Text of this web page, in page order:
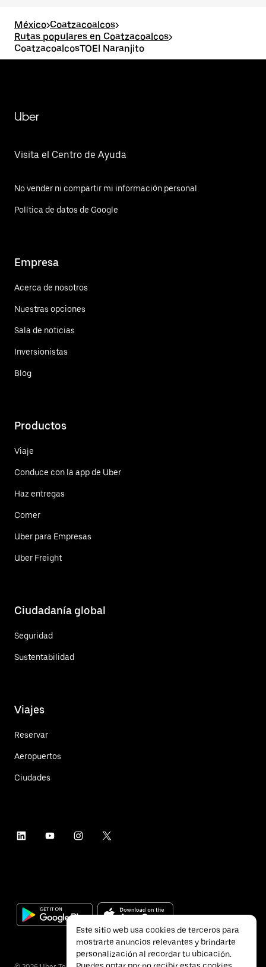
México>Coatzacoalcos>
Rutas populares en Coatzacoalcos>
CoatzacoalcosTOEl Naranjito
Uber
Visita el Centro de Ayuda
No vender ni compartir mi información personal
Política de datos de Google
Empresa
Acerca de nosotros
Nuestras opciones
Sala de noticias
Inversionistas
Blog
Productos
Viaje
Conduce con la app de Uber
Haz entregas
Comer
Uber para Empresas
Uber Freight
Ciudadanía global
Seguridad
Sustentabilidad
Viajes
Reservar
Aeropuertos
Ciudades
Este sitio web usa cookies de terceros para
mostrarte anuncios relevantes y brindarte
personalización al recordar tu ubicación.